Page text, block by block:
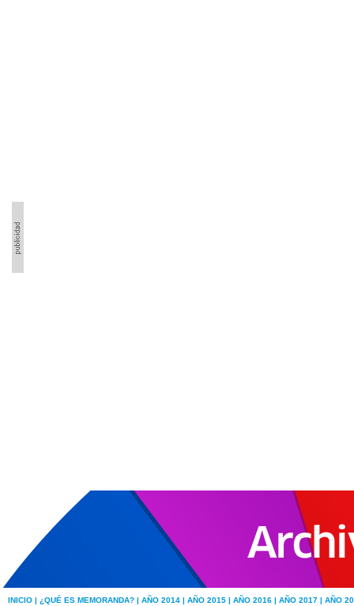
INICIO | ¿QUÉ ES MEMORANDA? | AÑO 2014 | AÑO 2015 | AÑO 2016 | AÑO 2017 | AÑO